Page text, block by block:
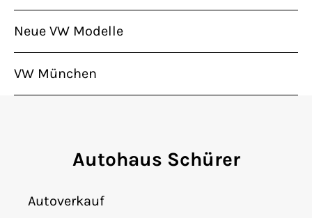
Neue VW Modelle
VW München
Autohaus Schürer
Autoverkauf